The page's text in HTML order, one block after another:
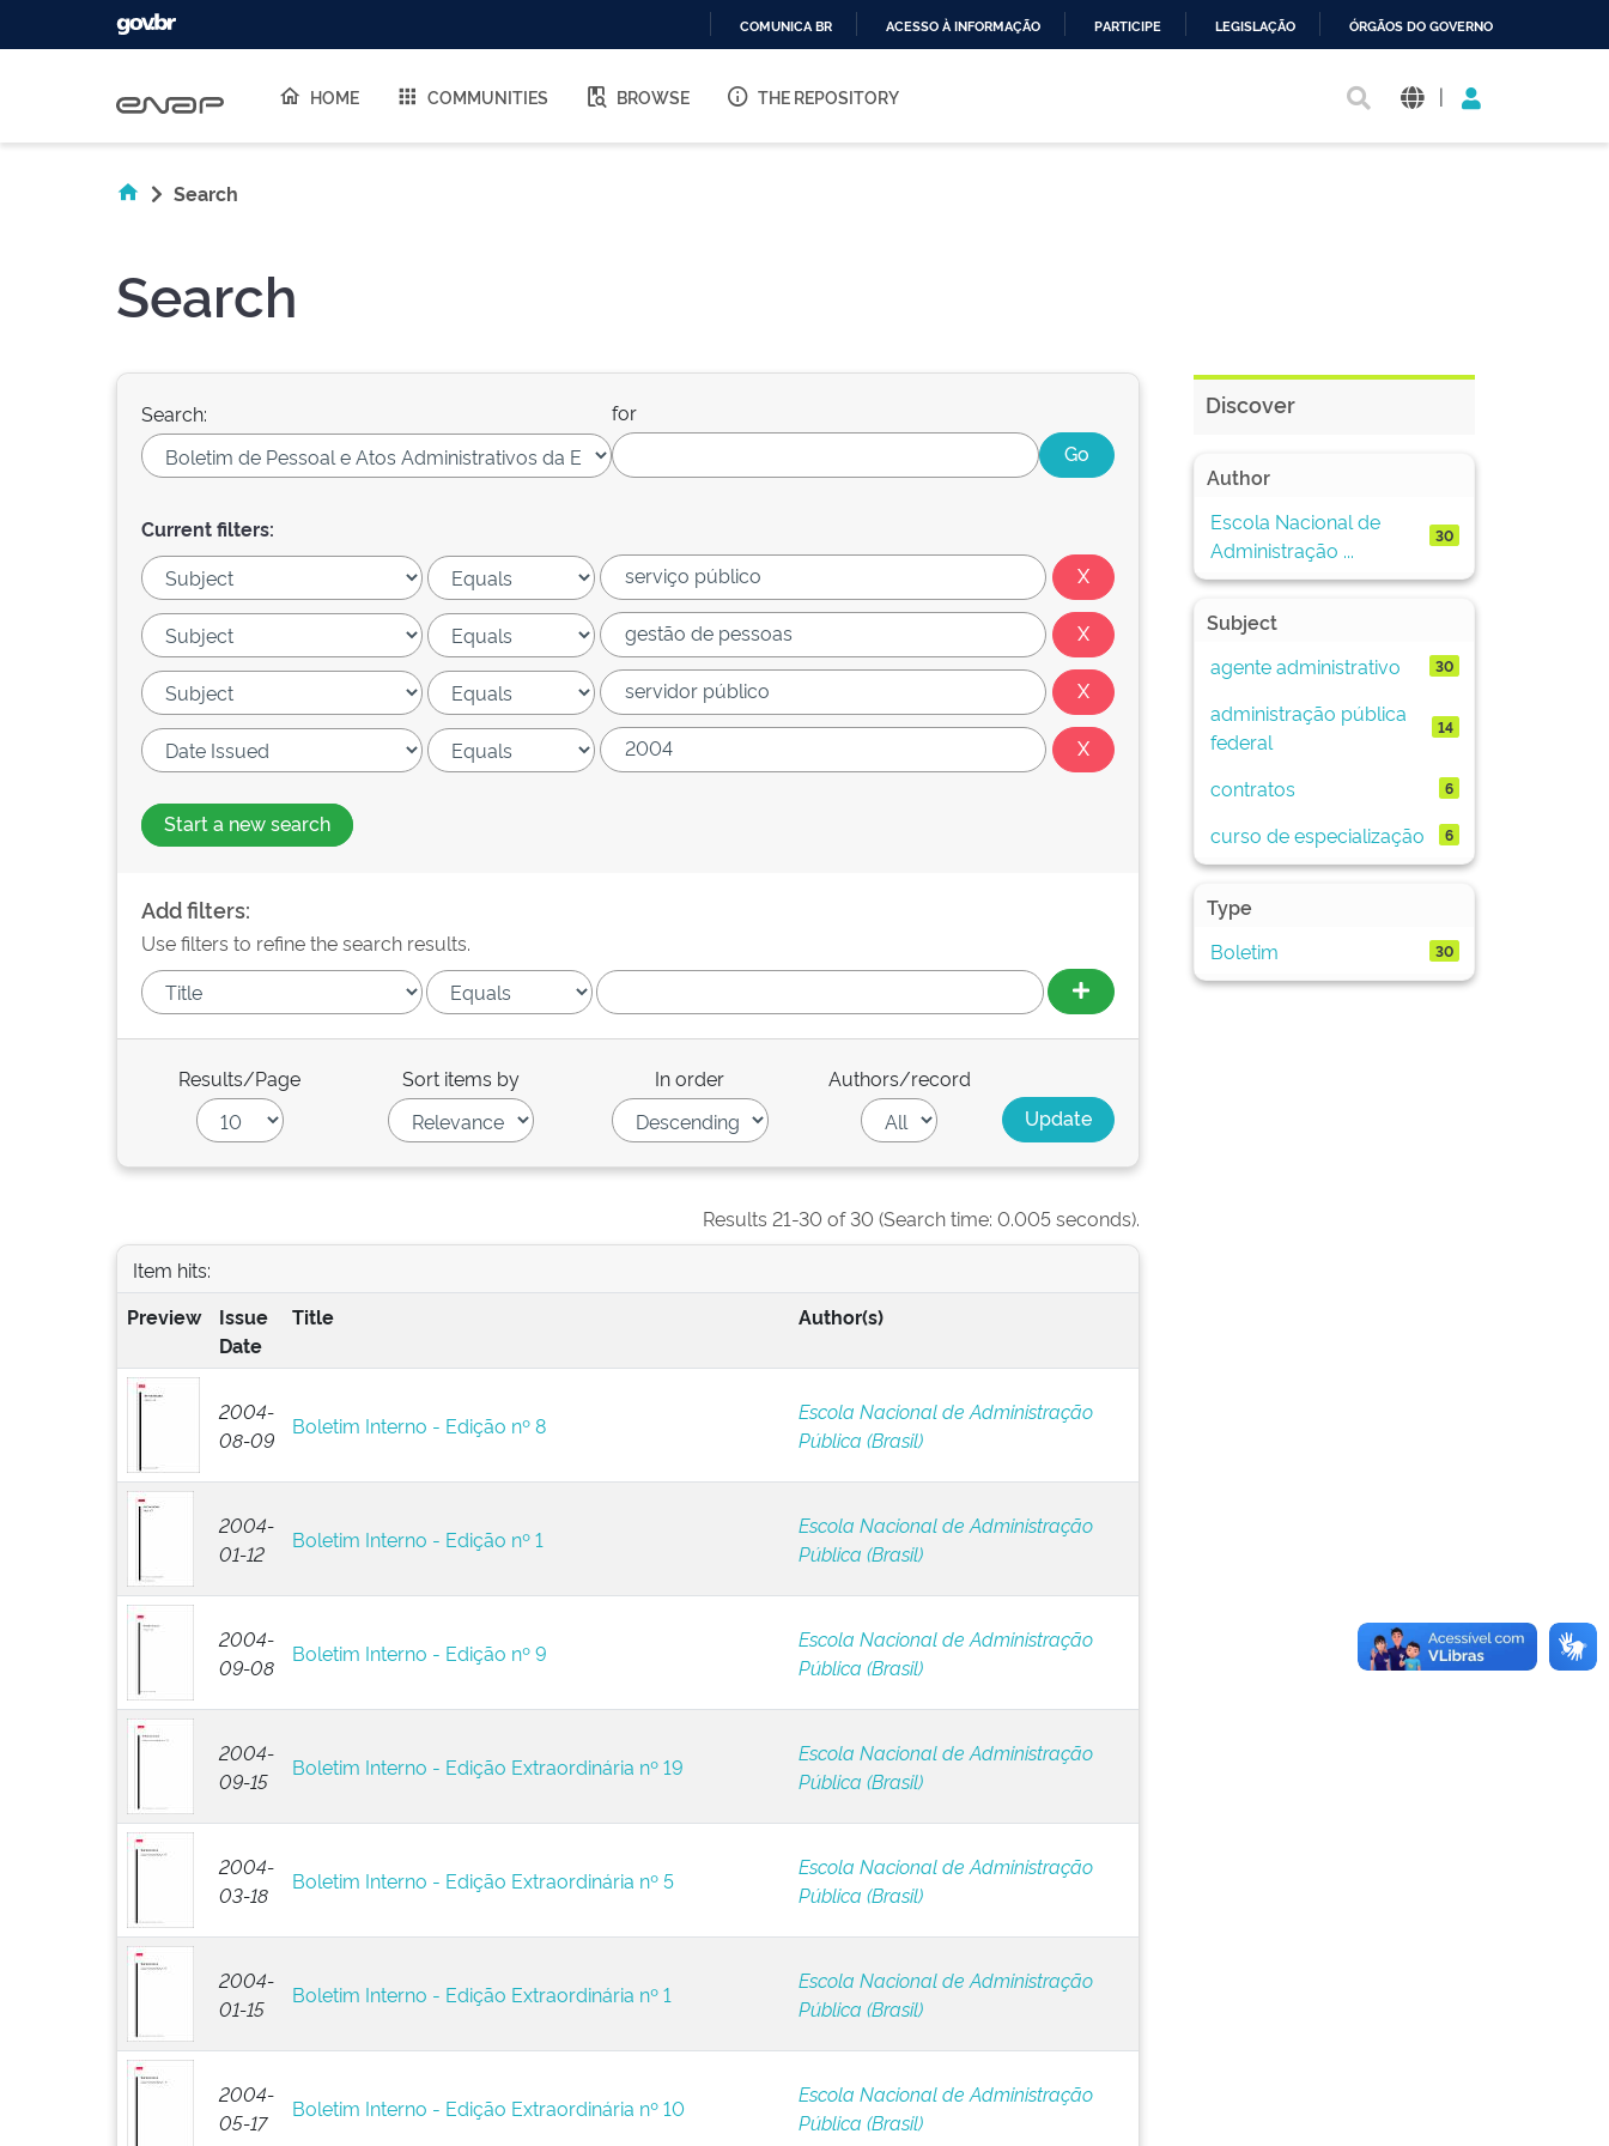
O
COMUNICA BR ACESSO À INFORMAÇÃO PARTICIPE LEGISLAÇÃO ÓRGÃOS DO GOVERNO
HOME COMMUNITIES BROWSE THE REPOSITORY |
Search
Search
Search: for
Current filters:
Start a new search
Add filters:
Use filters to refine the search results.
Results/Page Sort items by In order Authors/record
Results 21-30 of 30 (Search time: 0.005 seconds).
Item hits:
Preview
Issue
Date
Title Author(s)
2004-
08-09
Boletim Interno - Edição nº 8
Escola Nacional de Administração
Pública (Brasil)
2004-
01-12
Boletim Interno - Edição nº 1
Escola Nacional de Administração
Pública (Brasil)
2004-
09-08
Boletim Interno - Edição nº 9
Escola Nacional de Administração
Pública (Brasil)
2004-
09-15
Boletim Interno - Edição Extraordinária nº 19
Escola Nacional de Administração
Pública (Brasil)
2004-
03-18
Boletim Interno - Edição Extraordinária nº 5
Escola Nacional de Administração
Pública (Brasil)
2004-
01-15
Boletim Interno - Edição Extraordinária nº 1
Escola Nacional de Administração
Pública (Brasil)
2004-
05-17
Boletim Interno - Edição Extraordinária nº 10
Escola Nacional de Administração
Pública (Brasil)
Discover
Author
Escola Nacional de
Administração ...
30
Subject
agente administrativo
30
administração pública
federal
14
contratos 6
curso de especialização 6
Type
Boletim
30